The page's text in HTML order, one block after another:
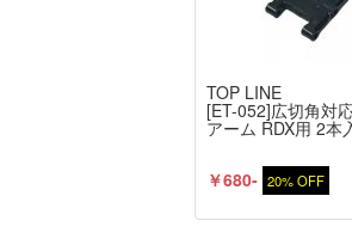
TOP LINE
[ET-052]広切角対
アーム RDX用 2本
￥680- 20% OFF